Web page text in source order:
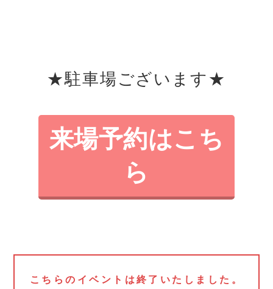
★駐車場ございます★
来場予約はこち
ら
こちらのイベントは終了いたしました。